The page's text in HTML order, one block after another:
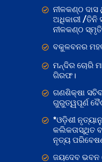
ନୀଳକଣ୍ଠ
ଅଧିକାରୀ /ତିନି
ନୀଳକଣ୍ଠ
ବକୁଳବନର
ମନ୍ଦିର ଚୋରି
ଗିରଫ।
ଗଣଶିକ୍ଷା
ଗୁରୁତ୍ୱପୂର୍ଣ
*ଓଡ଼ିଶୀ
କଲିକତାସ୍ଥିତ
ନୃତ୍ୟ
ଜୟଦେବ ଭବନ